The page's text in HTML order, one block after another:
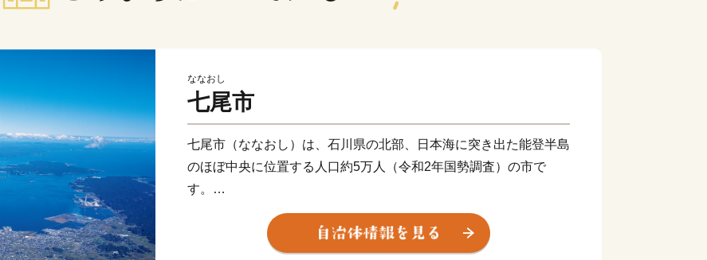
ななおし
七尾市
七尾市（ななおし）は、石川県の北部、日本海に突き出た能登半島
のほぼ中央に位置する人口約5万人（令和2年国勢調査）の市で
す。
七尾は、日本海を臨む天然の良港として古代から栄え、能登の政
治・経済・文化の中心地として発展してきました。
七尾の名前は、山岳城「七尾城」が築かれていた標高約300mの城